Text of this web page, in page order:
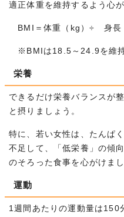
適正体重を維持するよう心
BMI＝体重（kg）÷ 身長
※BMIは18.5～24.9を維持
栄養
できるだけ栄養バランスが
と摂りましょう。
特に、若い女性は、たんぱ
不足して、「低栄養」の傾
のそろった食事を心がけまし
運動
1週間あたりの運動量は150